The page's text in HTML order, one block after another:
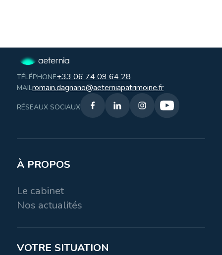
TÉLÉPHONE+33 06 74 09 64 28
MAILromain.dagnano@aeterniapatrimoine.fr
RÉSEAUX SOCIAUX
À PROPOS
Le cabinet
Nos actualités
VOTRE SITUATION